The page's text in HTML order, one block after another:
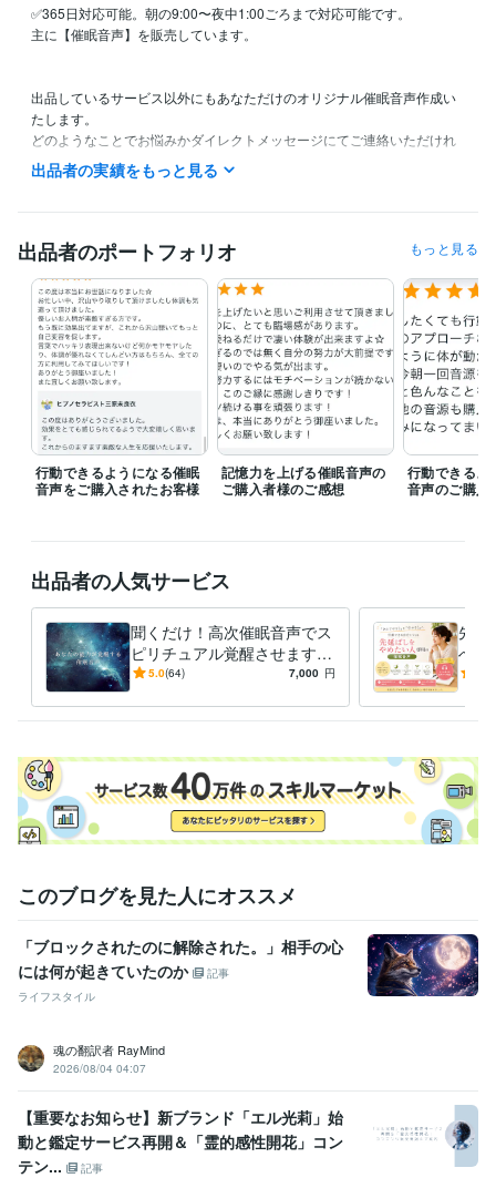
✅365日対応可能。朝の9:00〜夜中1:00ごろまで対応可能です。
主に【催眠音声】を販売しています。
出品しているサービス以外にもあなただけのオリジナル催眠音声作成い
たします。
どのようなことでお悩みかダイレクトメッセージにてご連絡いただけれ
ばカウンセリングしてお作りいたします。
予定は変更になる可能性有りますのでご了承ください。
DMは24時間受付しております！
経験職種
ライフスタイル・その他 / マッサージ師・セラピスト 経験年数 : 8年
受賞歴
ココナラにおいてプラチナランク獲得 鬱病から脱出したで賞
資格・検定
メンタルヘルスマネジメント検定 Ⅲ種Ⅱ種
(社)日本カリスマスピリチュアルアーティスト協会 運営委員
2022年
日本催眠学会 正会員入会 取得年 : 2022年
得意分野
占い
セラピー 潜在意識から答えを引き出すコーチング
ヒプノセラピー
催眠療法 コーチング
出品者の実績をもっと見る
出品者のポートフォリオ もっと見る
行動できるようになる催眠
音声をご購入されたお客様
記憶力を上げる催眠音声の
ご購入者様のご感想
行動できるよ
音声のご購入
出品者の人気サービス
聞くだけ！高次催眠音声でス
ピリチュアル覚醒させます
スピリチュアル能力をもっと
へ
5.0(64) 7,000 円
先延
へ、
とで
ます
このブログを見た人にオススメ
「ブロックされたのに解除された。」相手の心
には何が起きていたのか
記事
ライフスタイル
魂の翻訳者 RayMind
2026/08/04 04:07
【重要なお知らせ】新ブランド「エル光莉」始
動と鑑定サービス再開＆「霊的感性開花」コン
テン...
記事